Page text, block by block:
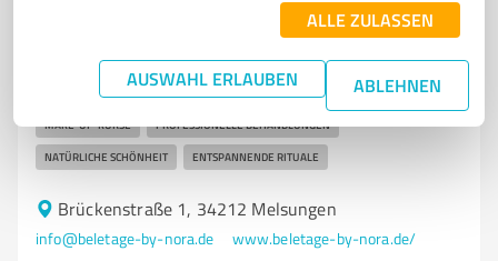
ALLE ZULASSEN
AUSWAHL ERLAUBEN ABLEHNEN
Kosmetikbehandlungen in Melsungen
PERMANENT MAKE-UP KOSMETIKSTUDIO HAUTPFLEGE ANTI-AGING
MELSUNGEN LIPPENKONTUR
MAKE-UP-KURSE PROFESSIONELLE BEHANDLUNGEN
NATÜRLICHE SCHÖNHEIT ENTSPANNENDE RITUALE
Brückenstraße 1, 34212 Melsungen
info@beletage-by-nora.de www.beletage-by-nora.de/